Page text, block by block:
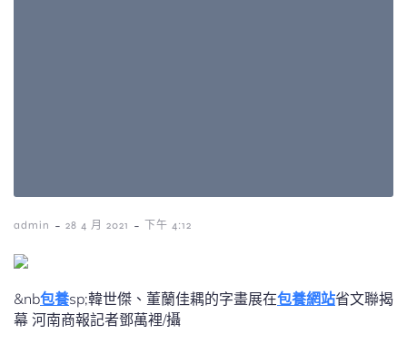
admin - 28 4 月 2021 - 下午 4:12
&nb包養sp;韓世傑、董蘭佳耦的字畫展在包養網站省文聯揭
幕 河南商報記者鄧萬裡/攝